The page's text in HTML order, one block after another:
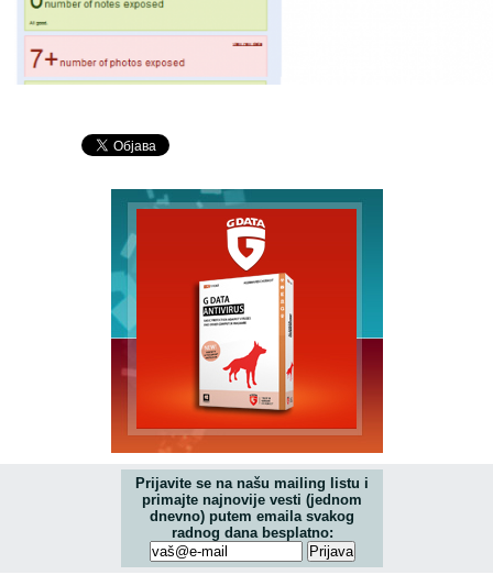
Prijavite se na našu mailing listu i
primajte najnovije vesti (jednom
dnevno) putem emaila svakog
radnog dana besplatno: